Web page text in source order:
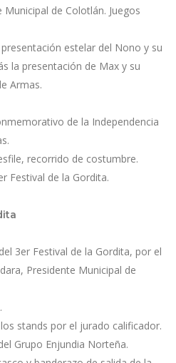
de Colotlán. Juegos
estelar del Nono y su
la presentación de Max y su
Armas.
de la Independencia
recorrido de costumbre.
Festival de la Gordita.
3er Festival de la Gordita, por el
Presidente Municipal de
stands por el jurado calificador.
Grupo Enjundia Norteña.